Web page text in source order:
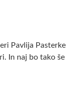
Pavlija Pasterke
In naj bo tako še